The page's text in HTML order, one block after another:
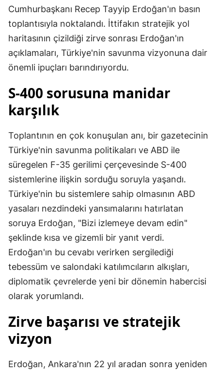
Cumhurbaşkanı Recep Tayyip Erdoğan'ın basın
toplantısıyla noktalandı. İttifakın stratejik yol
haritasının çizildiği zirve sonrası Erdoğan'ın
açıklamaları, Türkiye'nin savunma vizyonuna dair
önemli ipuçları barındırıyordu.
S-400 sorusuna manidar
karşılık
Toplantının en çok konuşulan anı, bir gazetecinin
Türkiye'nin savunma politikaları ve ABD ile
süregelen F-35 gerilimi çerçevesinde S-400
sistemlerine ilişkin sorduğu soruyla yaşandı.
Türkiye'nin bu sistemlere sahip olmasının ABD
yasaları nezdindeki yansımalarını hatırlatan
soruya Erdoğan, "Bizi izlemeye devam edin"
şeklinde kısa ve gizemli bir yanıt verdi.
Erdoğan'ın bu cevabı verirken sergilediği
tebessüm ve salondaki katılımcıların alkışları,
diplomatik çevrelerde yeni bir dönemin habercisi
olarak yorumlandı.
Zirve başarısı ve stratejik
vizyon
Erdoğan, Ankara'nın 22 yıl aradan sonra yeniden